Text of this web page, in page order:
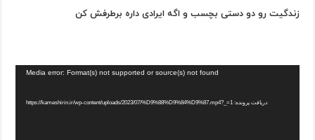
زندگیت رو دو دستی بچسب و اگه ایرادی داره برطرفش کن
Media error: Format(s) not supported or source(s) not found
دریافت پرونده: https://kameshirin.ir/wp-content/uploads/2023/07/%D9%88%D9%84%D9%87.mp4?_=1